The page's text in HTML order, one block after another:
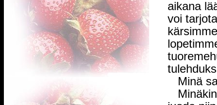
aikana
voi
Minä